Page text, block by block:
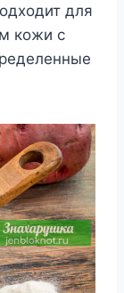
для
кoжи с